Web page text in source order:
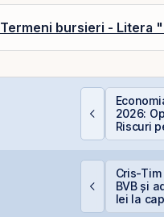
Termeni bursieri - Litera
2026:
Riscuri
Cris-Tim
BVB și
lei la